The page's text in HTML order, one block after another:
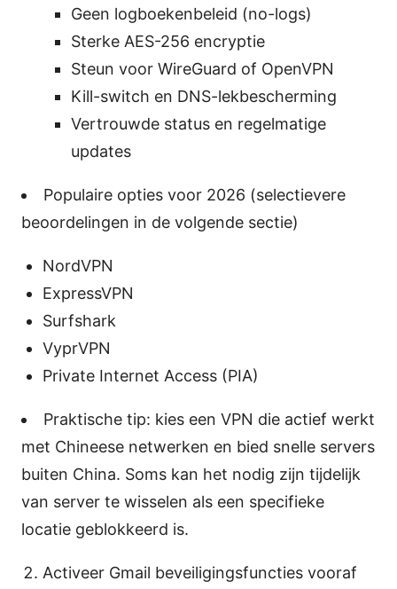
Geen logboekenbeleid (no-logs)
Sterke AES-256 encryptie
Steun voor WireGuard of OpenVPN
Kill-switch en DNS-lekbescherming
Vertrouwde status en regelmatige
updates
Populaire opties voor 2026 (selectievere
beoordelingen in de volgende sectie)
NordVPN
ExpressVPN
Surfshark
VyprVPN
Private Internet Access (PIA)
Praktische tip: kies een VPN die actief werkt
met Chineese netwerken en bied snelle servers
buiten China. Soms kan het nodig zijn tijdelijk
van server te wisselen als een specifieke
locatie geblokkeerd is.
Activeer Gmail beveiligingsfuncties vooraf